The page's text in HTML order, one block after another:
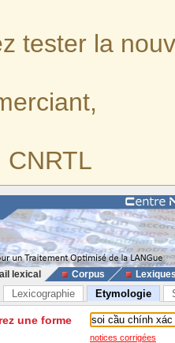
tester la
CNRTL
lexical Corpus
Lexicographie Etymologie
une forme
notices corrigées